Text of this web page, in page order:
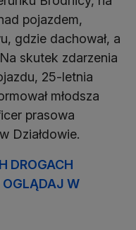
pojazdem,
gdzie dachował, a
skutek zdarzenia
25-letnia
młodsza
prasowa
Działdowie.
DROGACH
OGLĄDAJ W